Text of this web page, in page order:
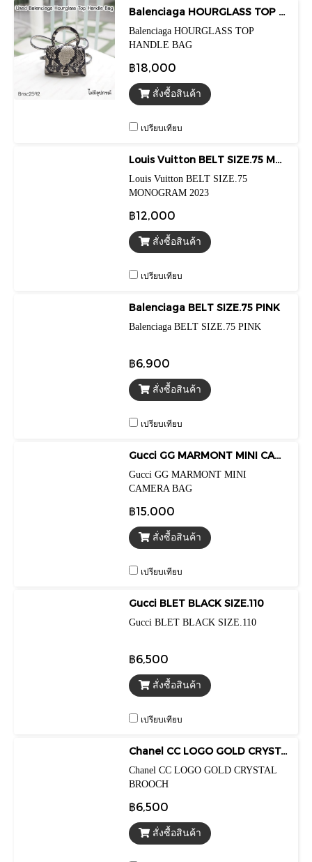
Balenciaga HOURGLASS TOP HANDLE BAG
Balenciaga HOURGLASS TOP
HANDLE BAG
฿18,000
สั่งซื้อสินค้า
เปรียบเทียบ
Louis Vuitton BELT SIZE.75 MONOGRAM 2023
Louis Vuitton BELT SIZE.75
MONOGRAM 2023
฿12,000
สั่งซื้อสินค้า
เปรียบเทียบ
Balenciaga BELT SIZE.75 PINK
Balenciaga BELT SIZE.75 PINK
฿6,900
สั่งซื้อสินค้า
เปรียบเทียบ
Gucci GG MARMONT MINI CAMERA BAG
Gucci GG MARMONT MINI
CAMERA BAG
฿15,000
สั่งซื้อสินค้า
เปรียบเทียบ
Gucci BLET BLACK SIZE.110
Gucci BLET BLACK SIZE.110
฿6,500
สั่งซื้อสินค้า
เปรียบเทียบ
Chanel CC LOGO GOLD CRYSTAL BROOCH
Chanel CC LOGO GOLD CRYSTAL
BROOCH
฿6,500
สั่งซื้อสินค้า